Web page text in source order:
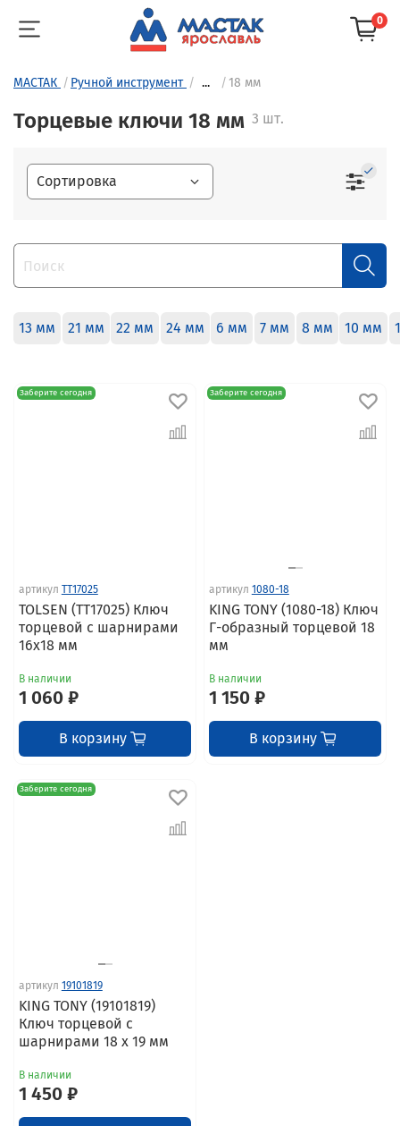
0
МАСТАК Ручной инструмент ... 18 мм
Торцевые ключи 18 мм 3 шт.
13 мм 21 мм 22 мм 24 мм 6 мм 7 мм 8 мм 10 мм
Заберите сегодня
артикул TT17025
TOLSEN (TT17025) Ключ
торцевой с шарнирами
16x18 мм
В наличии
1 060 ₽
В корзину
Заберите сегодня
артикул 1080-18
KING TONY (1080-18) Ключ
Г-образный торцевой 18
мм
В наличии
1 150 ₽
В корзину
Заберите сегодня
артикул 19101819
KING TONY (19101819)
Ключ торцевой с
шарнирами 18 x 19 мм
В наличии
1 450 ₽